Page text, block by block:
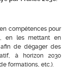
compétences pour
en les mettant en
de dégager des
à horizon 2030
formations, etc.).